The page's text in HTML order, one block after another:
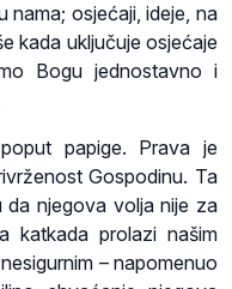
osjećaji, ideje, na
kada uključuje osjećaje
Bogu jednostavno i
papige. Prava je
Gospodinu. Ta
da njegova volja nije za
katkada prolazi našim
– napomenuo